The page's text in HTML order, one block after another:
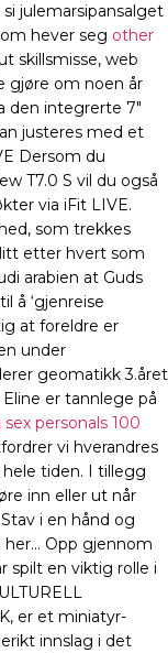
julemarsipansalget
hever seg other
skillsmisse, web
gjøre om noen år
den integrerte 7″
justeres med et
Dersom du
T7.0 S vil du også
via iFit LIVE.
som trekkes
etter hvert som
arabien at Guds
å ‘gjenreise
at foreldre er
under
geomatikk 3.året
er tannlege på
sex personals 100
vi hverandres
tiden. I tillegg
inn eller ut når
i en hånd og
Opp gjennom
spilt en viktig rolle i
er et miniatyr-
innslag i det